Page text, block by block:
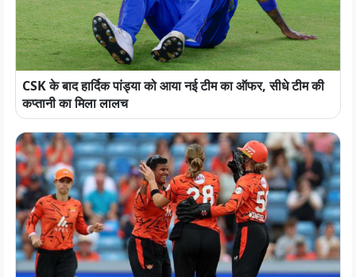
CSK के बाद हार्दिक पांड्या को आया नई टीम का ऑफर, सीधे टीम की
कप्तानी का मिला लालच